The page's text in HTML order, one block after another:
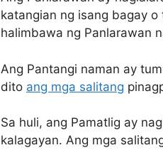
katangian ng isang bagay
halimbawa ng Panlarawan
Ang Pantangi naman ay
dito ang mga salitang
Sa huli, ang Pamatlig ay
kalagayan. Ang mga